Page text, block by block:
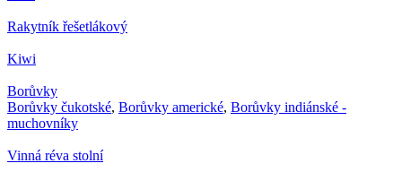
Rakytník řešetlákový
Kiwi
Borůvky
Borůvky čukotské, Borůvky americké, Borůvky indiánské -
muchovníky
Vinná réva stolní